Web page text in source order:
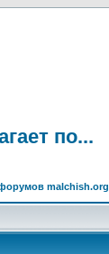
по...
malchish.org